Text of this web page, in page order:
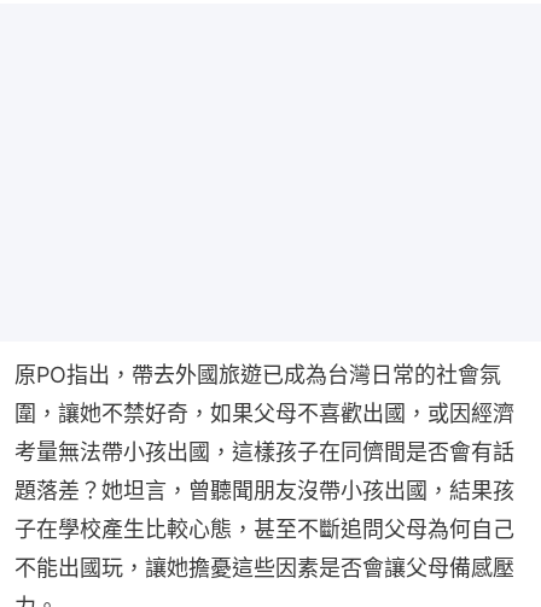
原PO指出，帶去外國旅遊已成為台灣日常的社會氛
圍，讓她不禁好奇，如果父母不喜歡出國，或因經濟
考量無法帶小孩出國，這樣孩子在同儕間是否會有話
題落差？她坦言，曾聽聞朋友沒帶小孩出國，結果孩
子在學校產生比較心態，甚至不斷追問父母為何自己
不能出國玩，讓她擔憂這些因素是否會讓父母備感壓